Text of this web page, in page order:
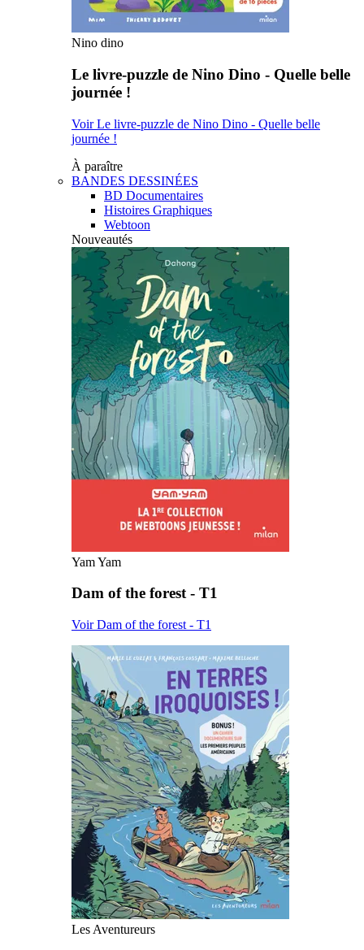
Nino dino
Le livre-puzzle de Nino Dino - Quelle belle
journée !
Voir Le livre-puzzle de Nino Dino - Quelle belle
journée !
À paraître
BANDES DESSINÉES
BD Documentaires
Histoires Graphiques
Webtoon
Nouveautés
Yam Yam
Dam of the forest - T1
Voir Dam of the forest - T1
Les Aventureurs